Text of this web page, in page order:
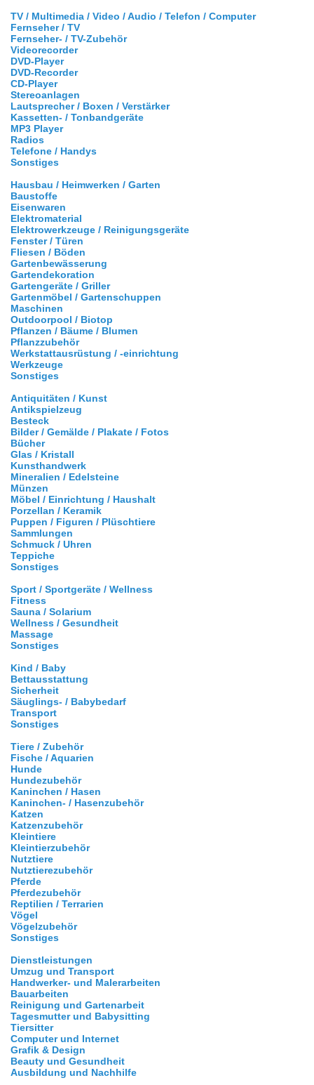
TV / Multimedia / Video / Audio / Telefon / Computer
Fernseher / TV
Fernseher- / TV-Zubehör
Videorecorder
DVD-Player
DVD-Recorder
CD-Player
Stereoanlagen
Lautsprecher / Boxen / Verstärker
Kassetten- / Tonbandgeräte
MP3 Player
Radios
Telefone / Handys
Sonstiges
Hausbau / Heimwerken / Garten
Baustoffe
Eisenwaren
Elektromaterial
Elektrowerkzeuge / Reinigungsgeräte
Fenster / Türen
Fliesen / Böden
Gartenbewässerung
Gartendekoration
Gartengeräte / Griller
Gartenmöbel / Gartenschuppen
Maschinen
Outdoorpool / Biotop
Pflanzen / Bäume / Blumen
Pflanzzubehör
Werkstattausrüstung / -einrichtung
Werkzeuge
Sonstiges
Antiquitäten / Kunst
Antikspielzeug
Besteck
Bilder / Gemälde / Plakate / Fotos
Bücher
Glas / Kristall
Kunsthandwerk
Mineralien / Edelsteine
Münzen
Möbel / Einrichtung / Haushalt
Porzellan / Keramik
Puppen / Figuren / Plüschtiere
Sammlungen
Schmuck / Uhren
Teppiche
Sonstiges
Sport / Sportgeräte / Wellness
Fitness
Sauna / Solarium
Wellness / Gesundheit
Massage
Sonstiges
Kind / Baby
Bettausstattung
Sicherheit
Säuglings- / Babybedarf
Transport
Sonstiges
Tiere / Zubehör
Fische / Aquarien
Hunde
Hundezubehör
Kaninchen / Hasen
Kaninchen- / Hasenzubehör
Katzen
Katzenzubehör
Kleintiere
Kleintierzubehör
Nutztiere
Nutztierezubehör
Pferde
Pferdezubehör
Reptilien / Terrarien
Vögel
Vögelzubehör
Sonstiges
Dienstleistungen
Umzug und Transport
Handwerker- und Malerarbeiten
Bauarbeiten
Reinigung und Gartenarbeit
Tagesmutter und Babysitting
Tiersitter
Computer und Internet
Grafik & Design
Beauty und Gesundheit
Ausbildung und Nachhilfe